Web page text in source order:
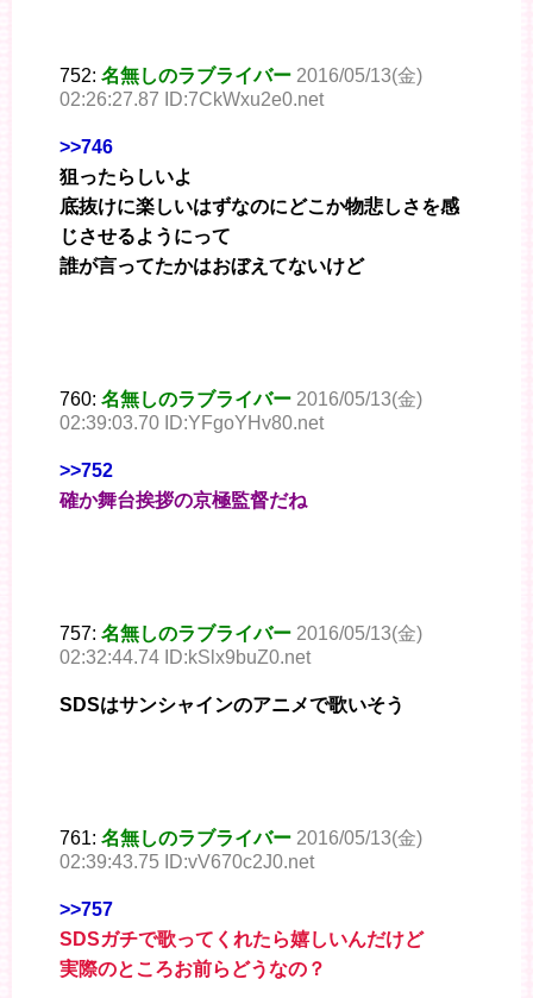
752: 名無しのラブライバー 2016/05/13(金)
02:26:27.87 ID:7CkWxu2e0.net
>>746
狙ったらしいよ
底抜けに楽しいはずなのにどこか物悲しさを感
じさせるようにって
誰が言ってたかはおぼえてないけど
760: 名無しのラブライバー 2016/05/13(金)
02:39:03.70 ID:YFgoYHv80.net
>>752
確か舞台挨拶の京極監督だね
757: 名無しのラブライバー 2016/05/13(金)
02:32:44.74 ID:kSlx9buZ0.net
SDSはサンシャインのアニメで歌いそう
761: 名無しのラブライバー 2016/05/13(金)
02:39:43.75 ID:vV670c2J0.net
>>757
SDSガチで歌ってくれたら嬉しいんだけど
実際のところお前らどうなの？